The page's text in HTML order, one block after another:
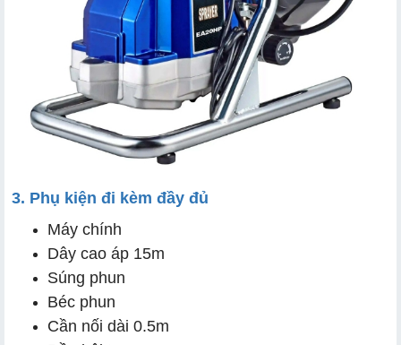
3. Phụ kiện đi kèm đầy đủ
Máy chính
Dây cao áp 15m
Súng phun
Béc phun
Cần nối dài 0.5m